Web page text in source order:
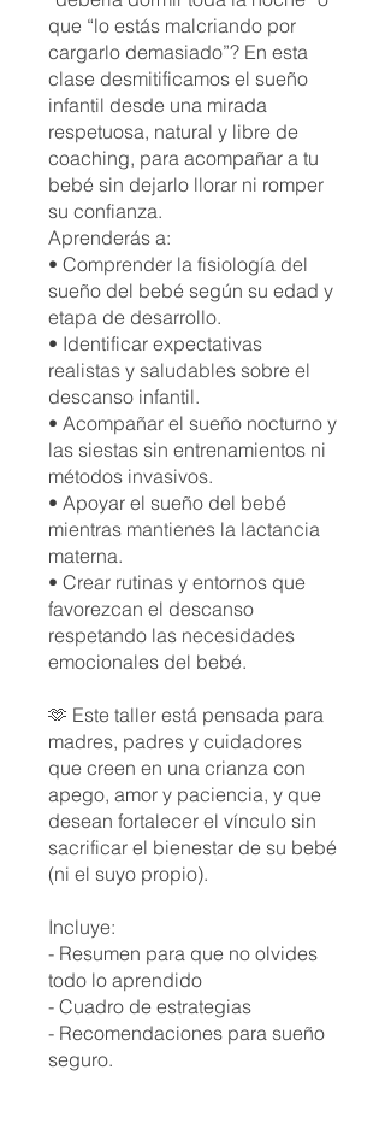
que “lo estás malcriando por
cargarlo demasiado”? En esta
clase desmitificamos el sueño
infantil desde una mirada
respetuosa, natural y libre de
coaching, para acompañar a tu
bebé sin dejarlo llorar ni romper
su confianza.
Aprenderás a:
• Comprender la fisiología del
sueño del bebé según su edad y
etapa de desarrollo.
• Identificar expectativas
realistas y saludables sobre el
descanso infantil.
• Acompañar el sueño nocturno y
las siestas sin entrenamientos ni
métodos invasivos.
• Apoyar el sueño del bebé
mientras mantienes la lactancia
materna.
• Crear rutinas y entornos que
favorezcan el descanso
respetando las necesidades
emocionales del bebé.
🫶 Este taller está pensada para
madres, padres y cuidadores
que creen en una crianza con
apego, amor y paciencia, y que
desean fortalecer el vínculo sin
sacrificar el bienestar de su bebé
(ni el suyo propio).
Incluye:
- Resumen para que no olvides
todo lo aprendido
- Cuadro de estrategias
- Recomendaciones para sueño
seguro.